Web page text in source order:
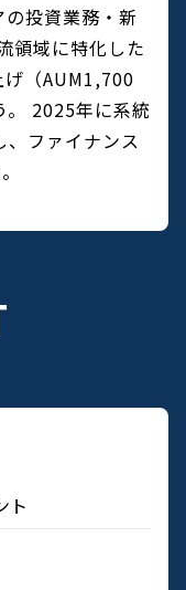
投資業務・新
領域に特化した
げ（AUM1,700
2025年に系統
、ファイナンス
ト